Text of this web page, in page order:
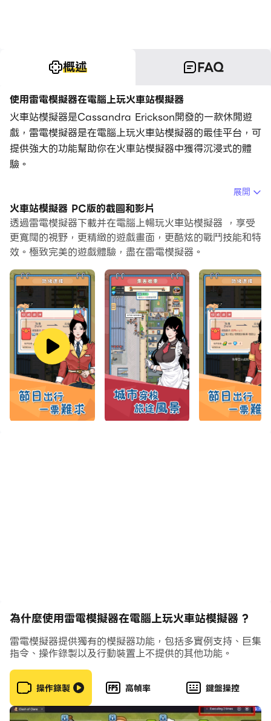
概述 FAQ
使用雷電模擬器在電腦上玩火車站模擬器
火車站模擬器是Cassandra Erickson開發的一款休閒遊
戲，雷電模擬器是在電腦上玩火車站模擬器的最佳平台，可
提供強大的功能幫助你在火車站模擬器中獲得沉浸式的體
驗。
當你在電腦上玩火車站模擬器的時候，如果你覺得重複執行
一個動作或任務很費時間很無聊，別擔心，巨集指令功能可
以幫你解決你的煩惱！你只需要點擊螢幕記錄功能來記錄你
的操作，然後把它留給巨集指令來解決。巨集指令功能完全
自動化您的操作，讓您以最少的努力輕鬆贏得遊戲！！現在
就開始在電腦上下載和玩火車站模擬器吧！
輕鬆活潑接地氣
從乘客到車廂都還原真實生活。
懷舊感滿滿，帶你回到那段令人懷念的歲月。
自由拼裝不受限
物價有漲有跌，抓住機會低買高賣，賺取大額差價。
放置挖礦收益多
邊開火車邊挖煤礦，獲得雙份收益。
展開
火車站模擬器 PC版的截圖和影片
透過雷電模擬器下載并在電腦上暢玩火車站模擬器 ，享受
更寬闊的視野，更精緻的遊戲畫面，更酷炫的戰鬥技能和特
效。極致完美的遊戲體驗，盡在雷電模擬器。
為什麼使用雷電模擬器在電腦上玩火車站模擬器 ?
雷電模擬器提供獨有的模擬器功能，包括多實例支持、巨集
指令、操作錄製以及行動裝置上不提供的其他功能。
操作錄製 高幀率 鍵盤操控